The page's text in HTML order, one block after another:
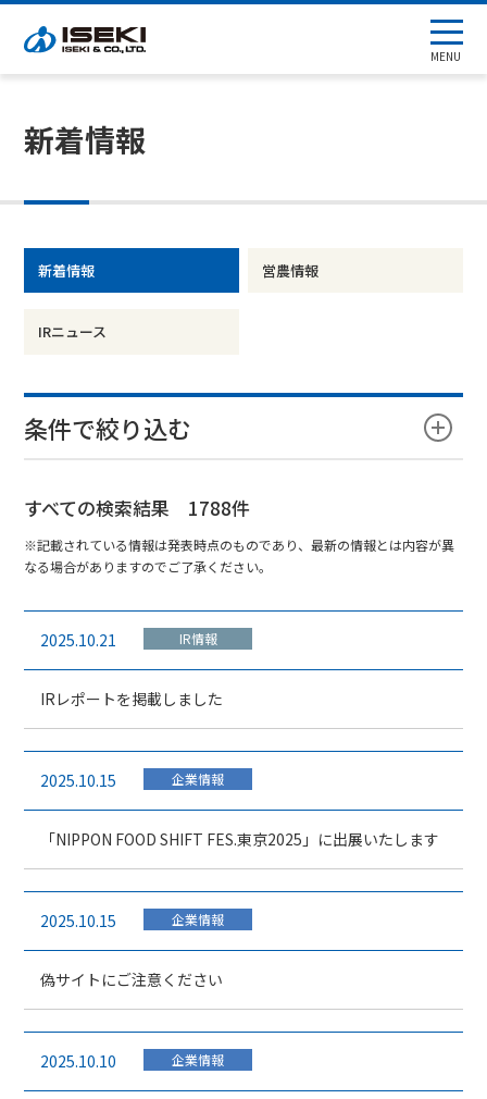
MENU
新着情報
新着情報 営農情報
IRニュース
条件で絞り込む
すべての検索結果 1788件
※記載されている情報は発表時点のものであり、最新の情報とは内容が異
なる場合がありますのでご了承ください。
2025.10.21 IR情報
IRレポートを掲載しました
2025.10.15 企業情報
「NIPPON FOOD SHIFT FES.東京2025」に出展いたします
2025.10.15 企業情報
偽サイトにご注意ください
2025.10.10 企業情報